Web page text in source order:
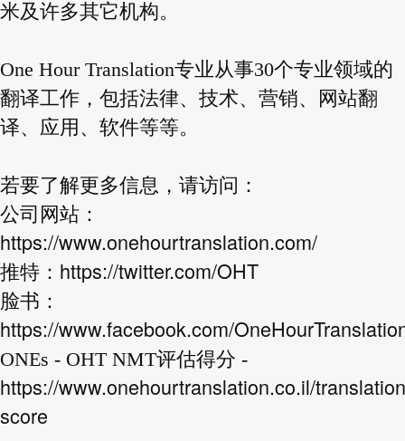
米及许多其它机构。
One Hour Translation专业从事30个专业领域的
翻译工作，包括法律、技术、营销、网站翻
译、应用、软件等等。
若要了解更多信息，请访问：
公司网站：
https://www.onehourtranslation.com/
推特： https://twitter.com/OHT
脸书：
https://www.facebook.com/
ONEs - OHT NMT评估得分 -
https://www.onehourtranslation.co.il/
score